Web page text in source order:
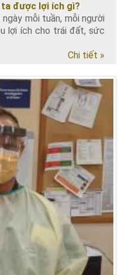
ta được lợi ích gì?
mỗi tuần, mỗi người
lợi ích cho trái đất, sức
Chi tiết »